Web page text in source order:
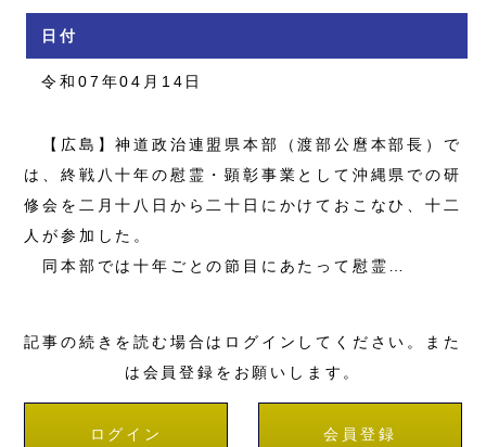
日付
令和07年04月14日
【広島】神道政治連盟県本部（渡部公麿本部長）で
は、終戦八十年の慰霊・顕彰事業として沖縄県での研
修会を二月十八日から二十日にかけておこなひ、十二
人が参加した。
同本部では十年ごとの節目にあたって慰霊…
記事の続きを読む場合はログインしてください。また
は会員登録をお願いします。
ログイン 会員登録